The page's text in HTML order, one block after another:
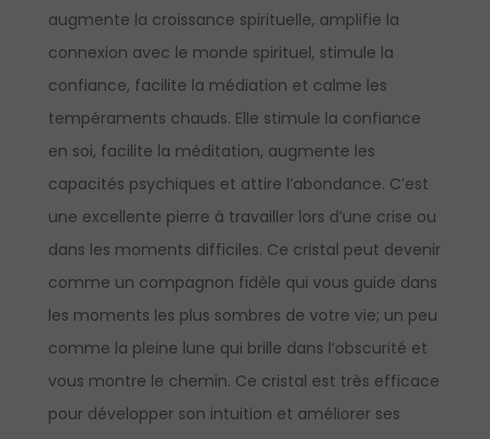
augmente la croissance spirituelle, amplifie la
connexion avec le monde spirituel, stimule la
confiance, facilite la médiation et calme les
tempéraments chauds. Elle stimule la confiance
en soi, facilite la méditation, augmente les
capacités psychiques et attire l’abondance. C’est
une excellente pierre à travailler lors d’une crise ou
dans les moments difficiles. Ce cristal peut devenir
comme un compagnon fidèle qui vous guide dans
les moments les plus sombres de votre vie; un peu
comme la pleine lune qui brille dans l’obscurité et
vous montre le chemin. Ce cristal est très efficace
pour développer son intuition et améliorer ses